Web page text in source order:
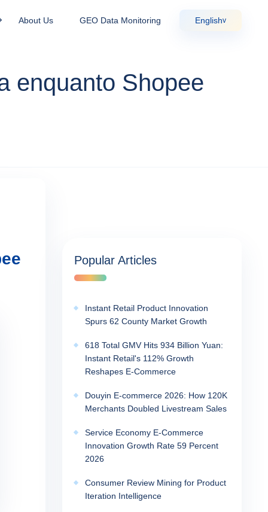
About Us GEO Data Monitoring Englishv
enquanto Shopee
Popular Articles
Instant Retail Product Innovation
Spurs 62 County Market Growth
618 Total GMV Hits 934 Billion Yuan:
Instant Retail's 112% Growth
Reshapes E-Commerce
Douyin E-commerce 2026: How 120K
Merchants Doubled Livestream Sales
Service Economy E-Commerce
Innovation Growth Rate 59 Percent
2026
Consumer Review Mining for Product
Iteration Intelligence